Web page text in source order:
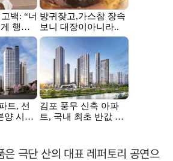
극단 산의 대표 레퍼토리 공연으